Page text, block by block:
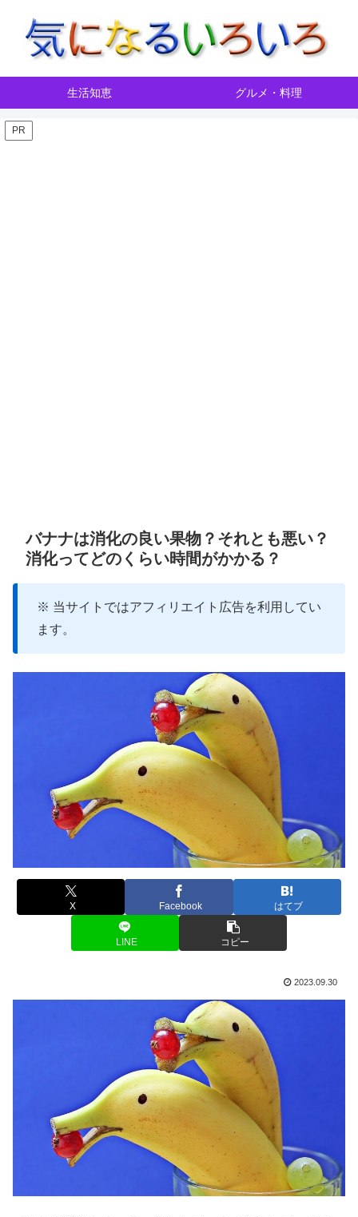
生活知恵 グルメ・料理
PR
バナナは消化の良い果物？それとも悪い？
消化ってどのくらい時間がかかる？
※ 当サイトではアフィリエイト広告を利用してい
ます。
X Facebook はてブ
LINE コピー
2023.09.30